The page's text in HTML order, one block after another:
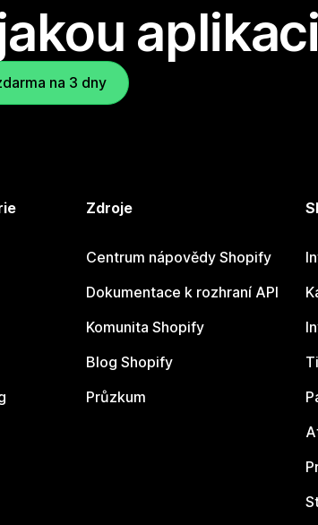
na 3 dny
Zdroje
Centrum nápovědy Shopify
Dokumentace k rozhraní API
Komunita Shopify
Blog Shopify
Průzkum